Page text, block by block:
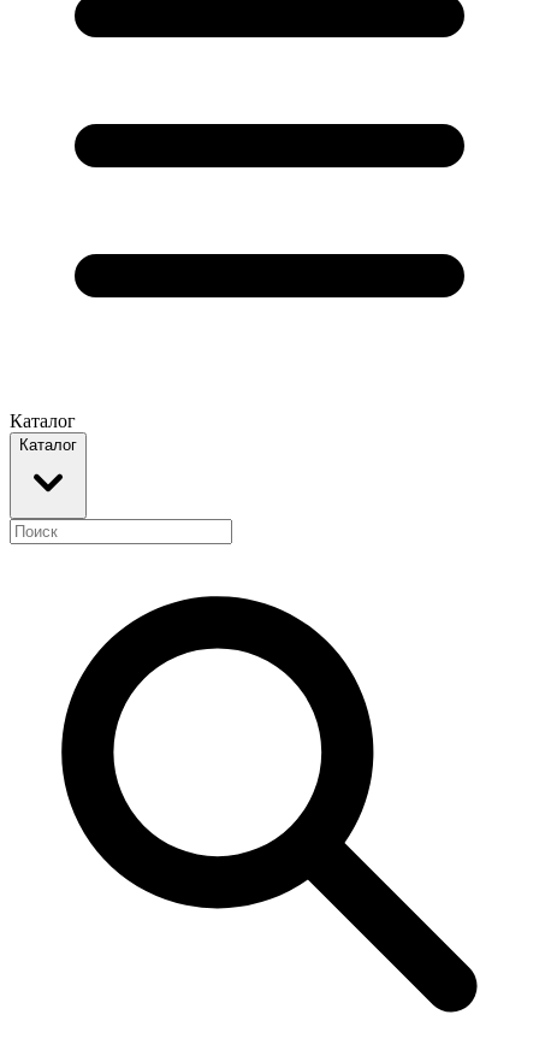
Каталог
Каталог